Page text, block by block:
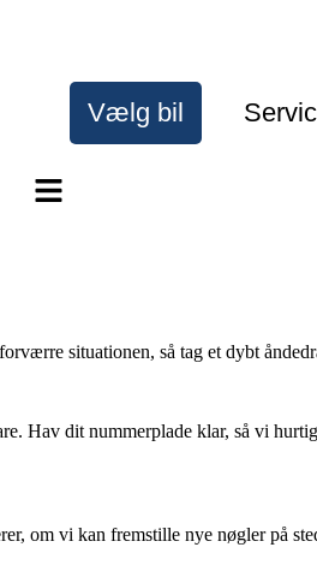
Vælg bil
situationen, så tag et dybt
Hav dit nummerplade klar, så vi
om vi kan fremstille nye nøgler på